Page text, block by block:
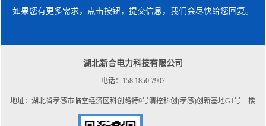
如果您有更多需求，点击按钮，提交信息，我们会尽快给您回复。
湖北新合电力科技有限公司
电话：158 1850 7907
地址：湖北省孝感市临空经济区科创路特9号清控科创(孝感)创新基地G1号一楼